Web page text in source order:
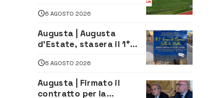
andata
6 AGOSTO 2026
Augusta | Augusta
d’Estate, stasera il 1°
le Stelle: piazza
D’Astorga già sold out
6 AGOSTO 2026
Augusta | Firmato il
contratto per la